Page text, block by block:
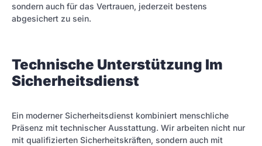
sondern auch für das Vertrauen, jederzeit bestens
abgesichert zu sein.
Technische Unterstützung Im
Sicherheitsdienst
Ein moderner Sicherheitsdienst kombiniert menschliche
Präsenz mit technischer Ausstattung. Wir arbeiten nicht nur
mit qualifizierten Sicherheitskräften, sondern auch mit